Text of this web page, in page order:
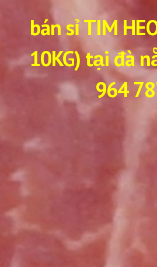
bán sỉ TIM
10KG) tại đà
964